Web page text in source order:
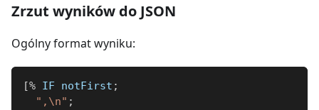
Zrzut wyników do JSON
Ogólny format wyniku:
[% IF notFirst ;
",\n" ;